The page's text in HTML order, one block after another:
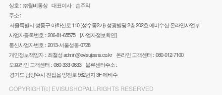
상호 : ㈜월비통상 대표이사 : 손주익
주소 :
서울특별시 성동구 아차산로 110 (성수동2가) 성광빌딩 2층 202호 에비수샵 온라인사업부
사업자등록번호 : 206-81-65575 [사업자정보확인]
통신사업자번호 : 2013-서울성동-0728
개인정보책임자 : 최철성admin@evisujeans.co.kr 온라인 고객센터 : 080-012-7100
오프라인 고객센터 : 080-333-0633 물류센터주소 :
경기도 남양주시 진접읍 양진로 962번지 3F 에비수
COPYRIGHT⒞ EVISUSHOPALLRIGHTS RESERVED